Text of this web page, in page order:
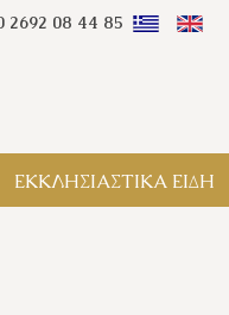
08 44 85
ΕΚΚΛΗΣΙΑΣΤΙΚΑ ΕΙΔΗ